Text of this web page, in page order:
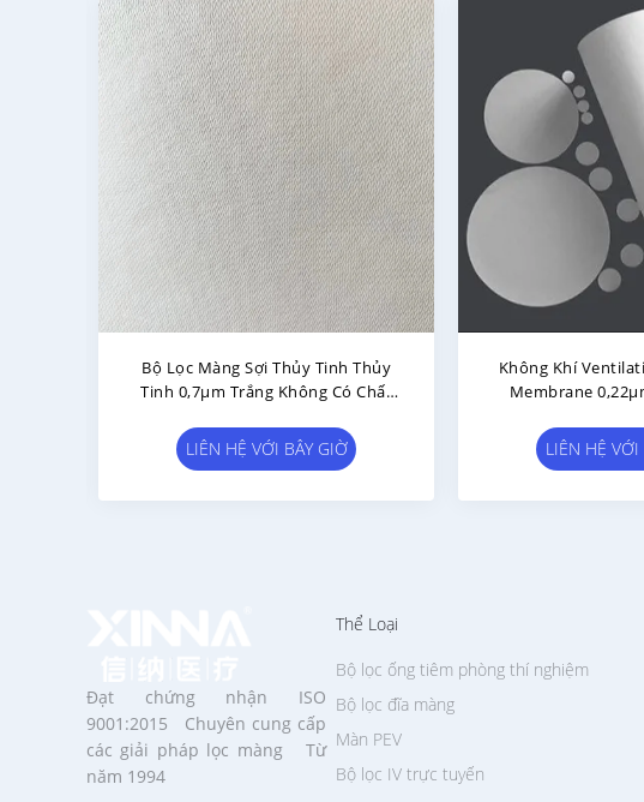
Bộ Lọc Màng Sợi Thủy Tinh Cho
Bộ Lọc Đầu Vào Không Khí
LIÊN HỆ VỚI BÂY GIỜ
Bộ Lọc Màng Sợi
Tinh Tương
LIÊN HỆ VỚI
Đạt chứng nhận ISO
9001:2015 Chuyên cung cấp
các giải pháp lọc màng Từ
năm 1994
Thể Loại
Bộ lọc IV trực tuyến
Bộ lọc ống tiêm phòng thí nghiệm
Bộ lọc đĩa màng
Màn PEV